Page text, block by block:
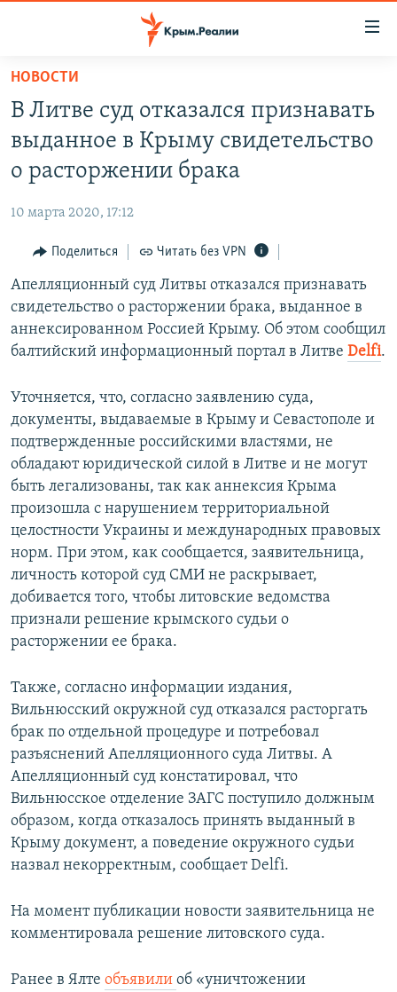
Вернуться
основному
содержанию
главной
навигации
Вернутся
поиску
СПЕЦПРОЕКТЫ
11 ЛЕТ ОККУПАЦИИ КРЫМА. 11 ИСТОРИЙ СОПРОТИВЛЕНИЯ
ЕЩЕ
ИНТЕРАКТИВ
ИНФОГРАФИКА
ТЕЛЕПРОЕКТ КРЫМ.РЕАЛИИ
СОВЕТЫ ПРАВОЗАЩИТНИКОВ
ПОБЕДИТЕЛЕЙ НЕ СУДЯТ?
КРЫМ.НЕПОКОРЕННЫЙ
УКРАИНСКАЯ ПРОБЛЕМА КРЫМА
РАДІО СВОБОДА
КАК ОБОЙТИ БЛОКИРОВКУ
Українською
Все сайты RFE/RL
НОВОСТИ
В Литве суд отказался признавать
выданное в Крыму свидетельство
о расторжении брака
10 марта 2020, 17:12
Поделиться Читать без VPN
Апелляционный суд Литвы отказался признавать
свидетельство о расторжении брака, выданное в
аннексированном Россией Крыму. Об этом сообщил
балтийский информационный портал в Литве Delfi.
Уточняется, что, согласно заявлению суда,
документы, выдаваемые в Крыму и Севастополе и
подтвержденные российскими властями, не
обладают юридической силой в Литве и не могут
быть легализованы, так как аннексия Крыма
произошла с нарушением территориальной
целостности Украины и международных правовых
норм. При этом, как сообщается, заявительница,
личность которой суд СМИ не раскрывает,
добивается того, чтобы литовские ведомства
признали решение крымского судьи о
расторжении ее брака.
Также, согласно информации издания,
Вильнюсский окружной суд отказался расторгать
брак по отдельной процедуре и потребовал
разъяснений Апелляционного суда Литвы. А
Апелляционный суд констатировал, что
Вильнюсское отделение ЗАГС поступило должным
образом, когда отказалось принять выданный в
Крыму документ, а поведение окружного судьи
назвал некорректным, сообщает Delfi.
На момент публикации новости заявительница не
комментировала решение литовского суда.
Ранее в Ялте объявили об «уничтожении